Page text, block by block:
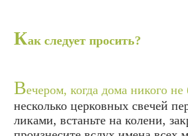
Как следует просить?
Вечером, когда дома никого не
несколько церковных свечей
ликами, встаньте на колени,